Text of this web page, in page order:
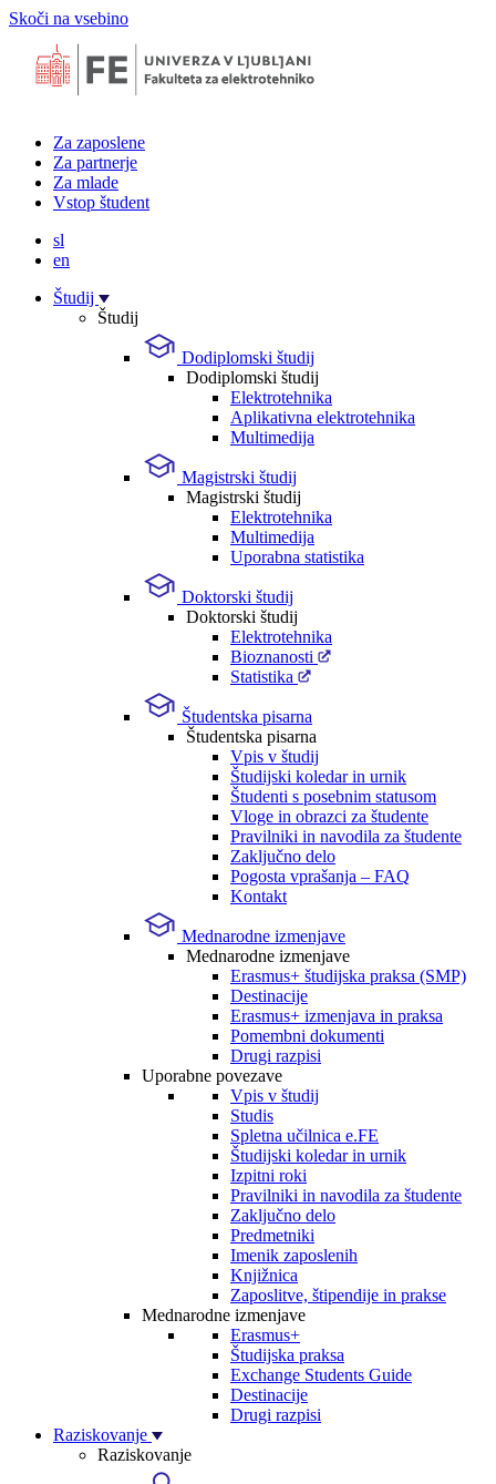
Skoči na vsebino
Za zaposlene
Za partnerje
Za mlade
Vstop študent
sl
en
Študij
Študij
Dodiplomski študij
Dodiplomski študij
Elektrotehnika
Aplikativna elektrotehnika
Multimedija
Magistrski študij
Magistrski študij
Elektrotehnika
Multimedija
Uporabna statistika
Doktorski študij
Doktorski študij
Elektrotehnika
Bioznanosti
Statistika
Študentska pisarna
Študentska pisarna
Vpis v študij
Študijski koledar in urnik
Študenti s posebnim statusom
Vloge in obrazci za študente
Pravilniki in navodila za študente
Zaključno delo
Pogosta vprašanja – FAQ
Kontakt
Mednarodne izmenjave
Mednarodne izmenjave
Erasmus+ študijska praksa (SMP)
Destinacije
Erasmus+ izmenjava in praksa
Pomembni dokumenti
Drugi razpisi
Uporabne povezave
Vpis v študij
Studis
Spletna učilnica e.FE
Študijski koledar in urnik
Izpitni roki
Pravilniki in navodila za študente
Zaključno delo
Predmetniki
Imenik zaposlenih
Knjižnica
Zaposlitve, štipendije in prakse
Mednarodne izmenjave
Erasmus+
Študijska praksa
Exchange Students Guide
Destinacije
Drugi razpisi
Raziskovanje
Raziskovanje